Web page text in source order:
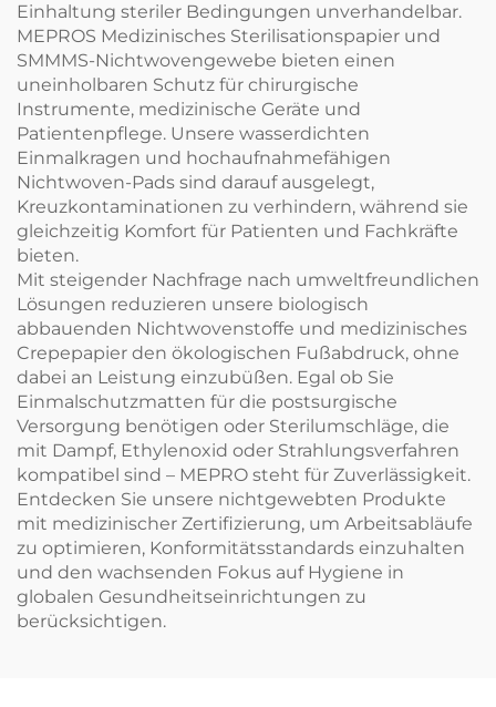
Einhaltung steriler Bedingungen unverhandelbar.
MEPROS Medizinisches Sterilisationspapier und
SMMMS-Nichtwovengewebe bieten einen
uneinholbaren Schutz für chirurgische
Instrumente, medizinische Geräte und
Patientenpflege. Unsere wasserdichten
Einmalkragen und hochaufnahmefähigen
Nichtwoven-Pads sind darauf ausgelegt,
Kreuzkontaminationen zu verhindern, während sie
gleichzeitig Komfort für Patienten und Fachkräfte
bieten.
Mit steigender Nachfrage nach umweltfreundlichen
Lösungen reduzieren unsere biologisch
abbauenden Nichtwovenstoffe und medizinisches
Crepepapier den ökologischen Fußabdruck, ohne
dabei an Leistung einzubüßen. Egal ob Sie
Einmalschutzmatten für die postsurgische
Versorgung benötigen oder Sterilumschläge, die
mit Dampf, Ethylenoxid oder Strahlungsverfahren
kompatibel sind – MEPRO steht für Zuverlässigkeit.
Entdecken Sie unsere nichtgewebten Produkte
mit medizinischer Zertifizierung, um Arbeitsabläufe
zu optimieren, Konformitätsstandards einzuhalten
und den wachsenden Fokus auf Hygiene in
globalen Gesundheitseinrichtungen zu
berücksichtigen.